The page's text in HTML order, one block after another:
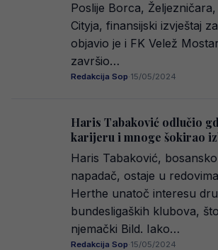
Poslije Borca,
Cityja, finansijski izvještaj
objavio je i FK Velež
završio…
Redakcija Sop·15/05/2024
Haris Tabaković odlučio
karijeru i mnoge šokirao
Haris Tabaković,
napadač, ostaje u
Herthe unatoč interesu
bundesligaških klubova,
njemački Bild. Iako…
Redakcija Sop·15/05/2024